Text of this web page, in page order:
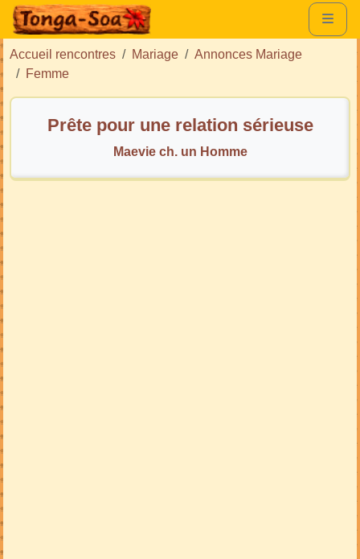
Accueil rencontres Mariage
Annonces Mariage
Femme
Prête pour une relation sérieuse
Maevie ch. un Homme